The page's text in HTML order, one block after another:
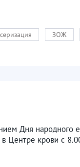
ЗОЖ
Дня народного
Центре крови с